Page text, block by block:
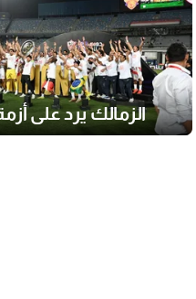
الزمالك يرد على